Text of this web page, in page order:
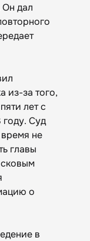
дал
из-за того,
лет с
году. Суд
не
главы
о
в